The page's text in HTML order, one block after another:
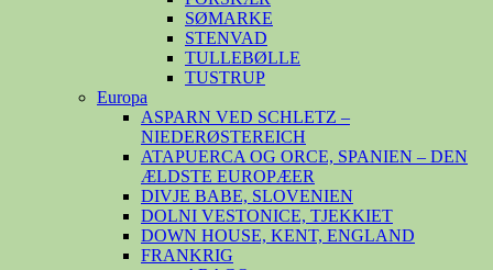
SØMARKE
STENVAD
TULLEBØLLE
TUSTRUP
Europa
ASPARN VED SCHLETZ –
NIEDERØSTEREICH
ATAPUERCA OG ORCE, SPANIEN – DEN
ÆLDSTE EUROPÆER
DIVJE BABE, SLOVENIEN
DOLNI VESTONICE, TJEKKIET
DOWN HOUSE, KENT, ENGLAND
FRANKRIG